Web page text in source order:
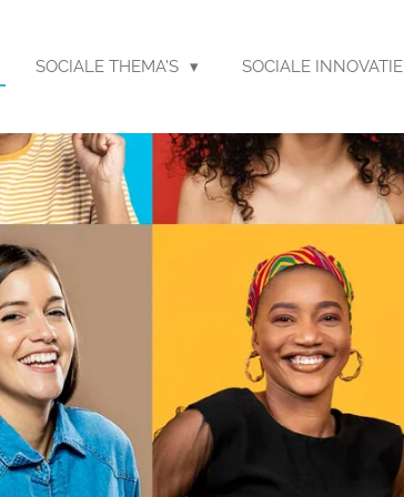
SOCIALE THEMA'S SOCIALE INNOVATIE